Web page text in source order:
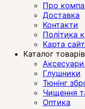
Про
Доставка
Контакти
Політика
Карта
Каталог товарів
Глушники
Тюнінг
Чищення
Оптика